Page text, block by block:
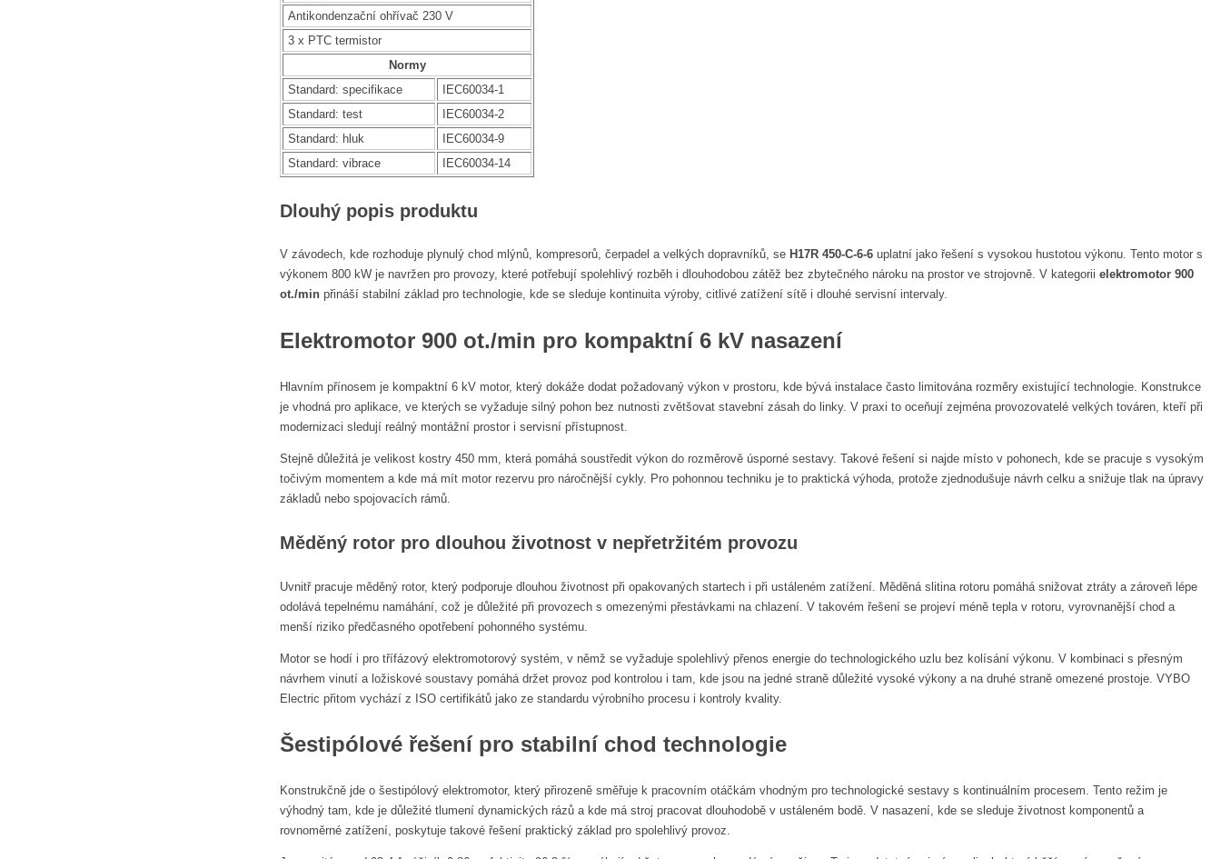
Antikondenzační ohřívač 230 V
3 x PTC termistor
Normy
Standard: specifikace
IEC60034-1
Standard: test
IEC60034-2
Standard: hluk
IEC60034-9
Standard: vibrace
IEC60034-14
Dlouhý popis produktu
V závodech, kde rozhoduje plynulý chod mlýnů, kompresorů, čerpadel a velkých dopravníků, se H17R 450-C-6-6 uplatní jako řešení s vysokou hustotou výkonu. Tento motor s
výkonem 800 kW je navržen pro provozy, které potřebují spolehlivý rozběh i dlouhodobou zátěž bez zbytečného nároku na prostor ve strojovně. V kategorii elektromotor 900
ot./min přináší stabilní základ pro technologie, kde se sleduje kontinuita výroby, citlivé zatížení sítě i dlouhé servisní intervaly.
Elektromotor 900 ot./min pro kompaktní 6 kV nasazení
Hlavním přínosem je kompaktní 6 kV motor, který dokáže dodat požadovaný výkon v prostoru, kde bývá instalace často limitována rozměry existující technologie. Konstrukce
je vhodná pro aplikace, ve kterých se vyžaduje silný pohon bez nutnosti zvětšovat stavební zásah do linky. V praxi to oceňují zejména provozovatelé velkých továren, kteří při
modernizaci sledují reálný montážní prostor i servisní přístupnost.
Stejně důležitá je velikost kostry 450 mm, která pomáhá soustředit výkon do rozměrově úsporné sestavy. Takové řešení si najde místo v pohonech, kde se pracuje s vysokým
točivým momentem a kde má mít motor rezervu pro náročnější cykly. Pro pohonnou techniku je to praktická výhoda, protože zjednodušuje návrh celku a snižuje tlak na úpravy
základů nebo spojovacích rámů.
Měděný rotor pro dlouhou životnost v nepřetržitém provozu
Uvnitř pracuje měděný rotor, který podporuje dlouhou životnost při opakovaných startech i při ustáleném zatížení. Měděná slitina rotoru pomáhá snižovat ztráty a zároveň lépe
odolává tepelnému namáhání, což je důležité při provozech s omezenými přestávkami na chlazení. V takovém řešení se projeví méně tepla v rotoru, vyrovnanější chod a
menší riziko předčasného opotřebení pohonného systému.
Motor se hodí i pro třífázový elektromotorový systém, v němž se vyžaduje spolehlivý přenos energie do technologického uzlu bez kolísání výkonu. V kombinaci s přesným
návrhem vinutí a ložiskové soustavy pomáhá držet provoz pod kontrolou i tam, kde jsou na jedné straně důležité vysoké výkony a na druhé straně omezené prostoje. VYBO
Electric přitom vychází z ISO certifikátů jako ze standardu výrobního procesu i kontroly kvality.
Šestipólové řešení pro stabilní chod technologie
Konstrukčně jde o šestipólový elektromotor, který přirozeně směřuje k pracovním otáčkám vhodným pro technologické sestavy s kontinuálním procesem. Tento režim je
výhodný tam, kde je důležité tlumení dynamických rázů a kde má stroj pracovat dlouhodobě v ustáleném bodě. V nasazení, kde se sleduje životnost komponentů a
rovnoměrné zatížení, poskytuje takové řešení praktický základ pro spolehlivý provoz.